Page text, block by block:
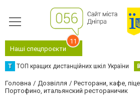
Наші спецпроєкти
11
Т ТОП кращих дистанційних шкіл України
Головна Дозвілля Ресторани, кафе,
Портофино, итальянский рестораничик